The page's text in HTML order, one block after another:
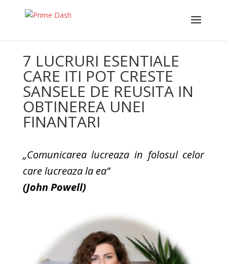
7 LUCRURI ESENTIALE
CARE ITI POT CRESTE
SANSELE DE REUSITA IN
OBTINEREA UNEI
FINANTARI
„Comunicarea lucreaza in folosul celor
care lucreaza la ea”
(John Powell)